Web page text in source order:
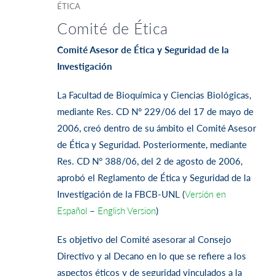
ÉTICA
Comité de Ética
Comité Asesor de Ética y Seguridad de la
Investigación
La Facultad de Bioquímica y Ciencias Biológicas,
mediante Res. CD N° 229/06 del 17 de mayo de
2006, creó dentro de su ámbito el Comité Asesor
de Ética y Seguridad. Posteriormente, mediante
Res. CD N° 388/06, del 2 de agosto de 2006,
aprobó el Reglamento de Ética y Seguridad de la
Investigación de la FBCB-UNL (Versión en
Español – English Version)
Es objetivo del Comité asesorar al Consejo
Directivo y al Decano en lo que se refiere a los
aspectos éticos y de seguridad vinculados a la